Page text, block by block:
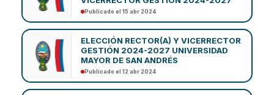
Publicado el 15 abr 2024
ELECCIÓN RECTOR(A) Y VICERRECTOR
GESTIÓN 2024-2027 UNIVERSIDAD
MAYOR DE SAN ANDRÉS
Publicado el 12 abr 2024